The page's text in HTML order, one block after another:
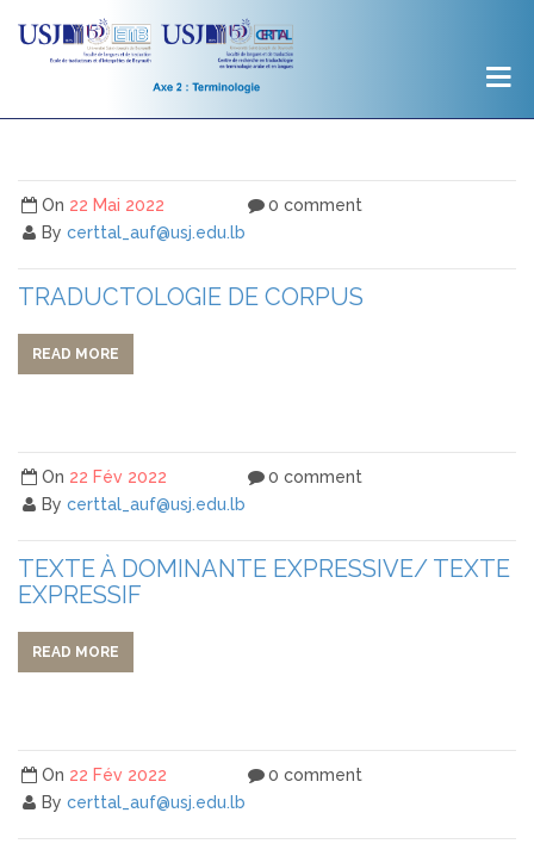
On 22 Mai 2022
By certtal_auf@usj.edu.lb
0 comment
TRADUCTOLOGIE DE CORPUS
READ MORE
On 22 Fév 2022
By certtal_auf@usj.edu.lb
0 comment
TEXTE À DOMINANTE EXPRESSIVE/ TEXTE
EXPRESSIF
READ MORE
On 22 Fév 2022
By certtal_auf@usj.edu.lb
0 comment